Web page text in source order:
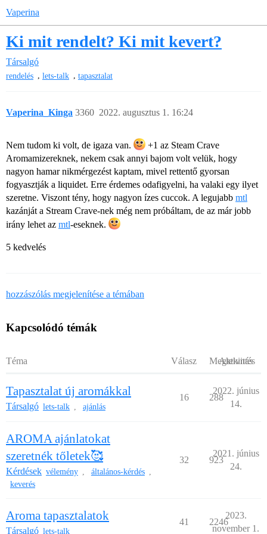
Vaperina
Ki mit rendelt? Ki mit kevert?
Társalgó
rendelés , lets-talk , tapasztalat
Vaperina_Kinga 2022. augusztus 1. 16:24
3360
Nem tudom ki volt, de igaza van.
+1 az Steam Crave
Aromamizereknek, nekem csak annyi bajom volt velük, hogy
nagyon hamar nikmérgezést kaptam, mivel rettentő gyorsan
fogyasztják a liquidet. Erre érdemes odafigyelni, ha valaki egy ilyet
szeretne. Viszont tény, hogy nagyon ízes cuccok. A legujabb mtl
kazánját a Stream Crave-nek még nem próbáltam, de az már jobb
irány lehet az mtl-eseknek.
5 kedvelés
hozzászólás megjelenítése a témában
Kapcsolódó témák
Téma Válasz Megtekintés
Aktivitás
Tapasztalat új aromákkal
Társalgó lets-talk , ajánlás
16 288
2022. június
14.
AROMA ajánlatokat
szeretnék tőletek🥰
Kérdések vélemény , általános-kérdés ,
keverés
32 923
2021. június
24.
Aroma tapasztalatok
Társalgó lets-talk
41 2246
2023.
november 1.